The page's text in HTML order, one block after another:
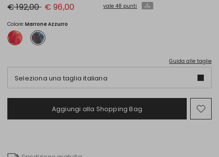
Prezzo
originale
192,00
€ 192,00 Nuovo
prezzo
96,00
€ 96,00 vale 48 punti
Colore:Marrone Azzurro
Guida alle taglie
Seleziona una taglia italiana
Aggiungi alla Shopping Bag